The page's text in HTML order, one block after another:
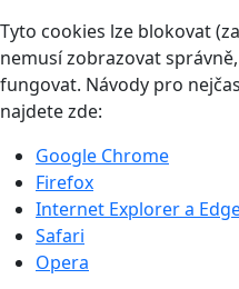
Tyto cookies lze blokovat
nemusí zobrazovat
fungovat. Návody pro
najdete zde:
Google Chrome
Firefox
Internet Explorer a
Safari
Opera